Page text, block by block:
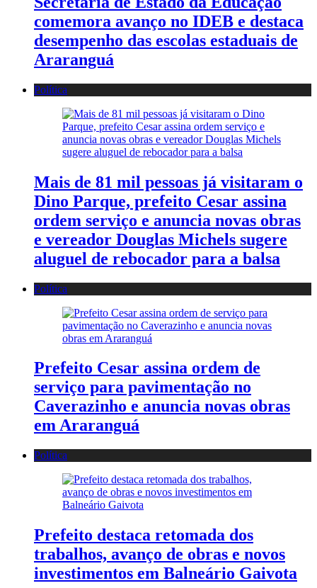
comemora avanço no IDEB e destaca
desempenho das escolas estaduais de
Araranguá
Política
Mais de 81 mil pessoas já visitaram o
Dino Parque, prefeito Cesar assina
ordem serviço e anuncia novas obras
e vereador Douglas Michels sugere
aluguel de rebocador para a balsa
Política
Prefeito Cesar assina ordem de
serviço para pavimentação no
Caverazinho e anuncia novas obras
em Araranguá
Política
Prefeito destaca retomada dos
trabalhos, avanço de obras e novos
investimentos em Balneário Gaivota